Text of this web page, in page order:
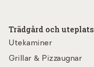
Trädgård och uteplats
Utekaminer
Grillar & Pizzaugnar